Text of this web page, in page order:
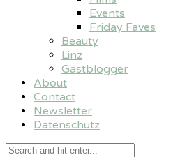
Events
Friday Faves
Beauty
Linz
Gastblogger
About
Contact
Newsletter
Datenschutz